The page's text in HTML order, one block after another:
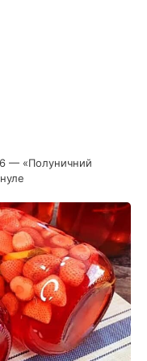
— «Полуничний